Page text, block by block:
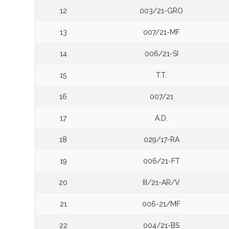
12 003/21-GRO
13 007/21-MF
14 006/21-SI
15 T.T.
16 007/21
17 A.D.
18 029/17-RA
19 006/21-FT
20 III/21-AR/V
21 006-21/MF
22 004/21-BS